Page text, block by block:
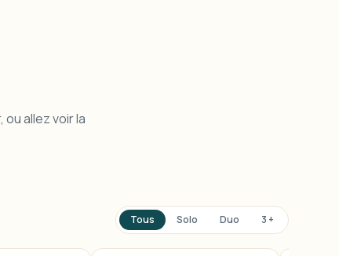
allez voir la
Tous Solo Duo 3 +